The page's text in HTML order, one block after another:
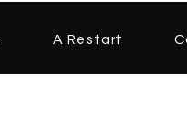
A Restart